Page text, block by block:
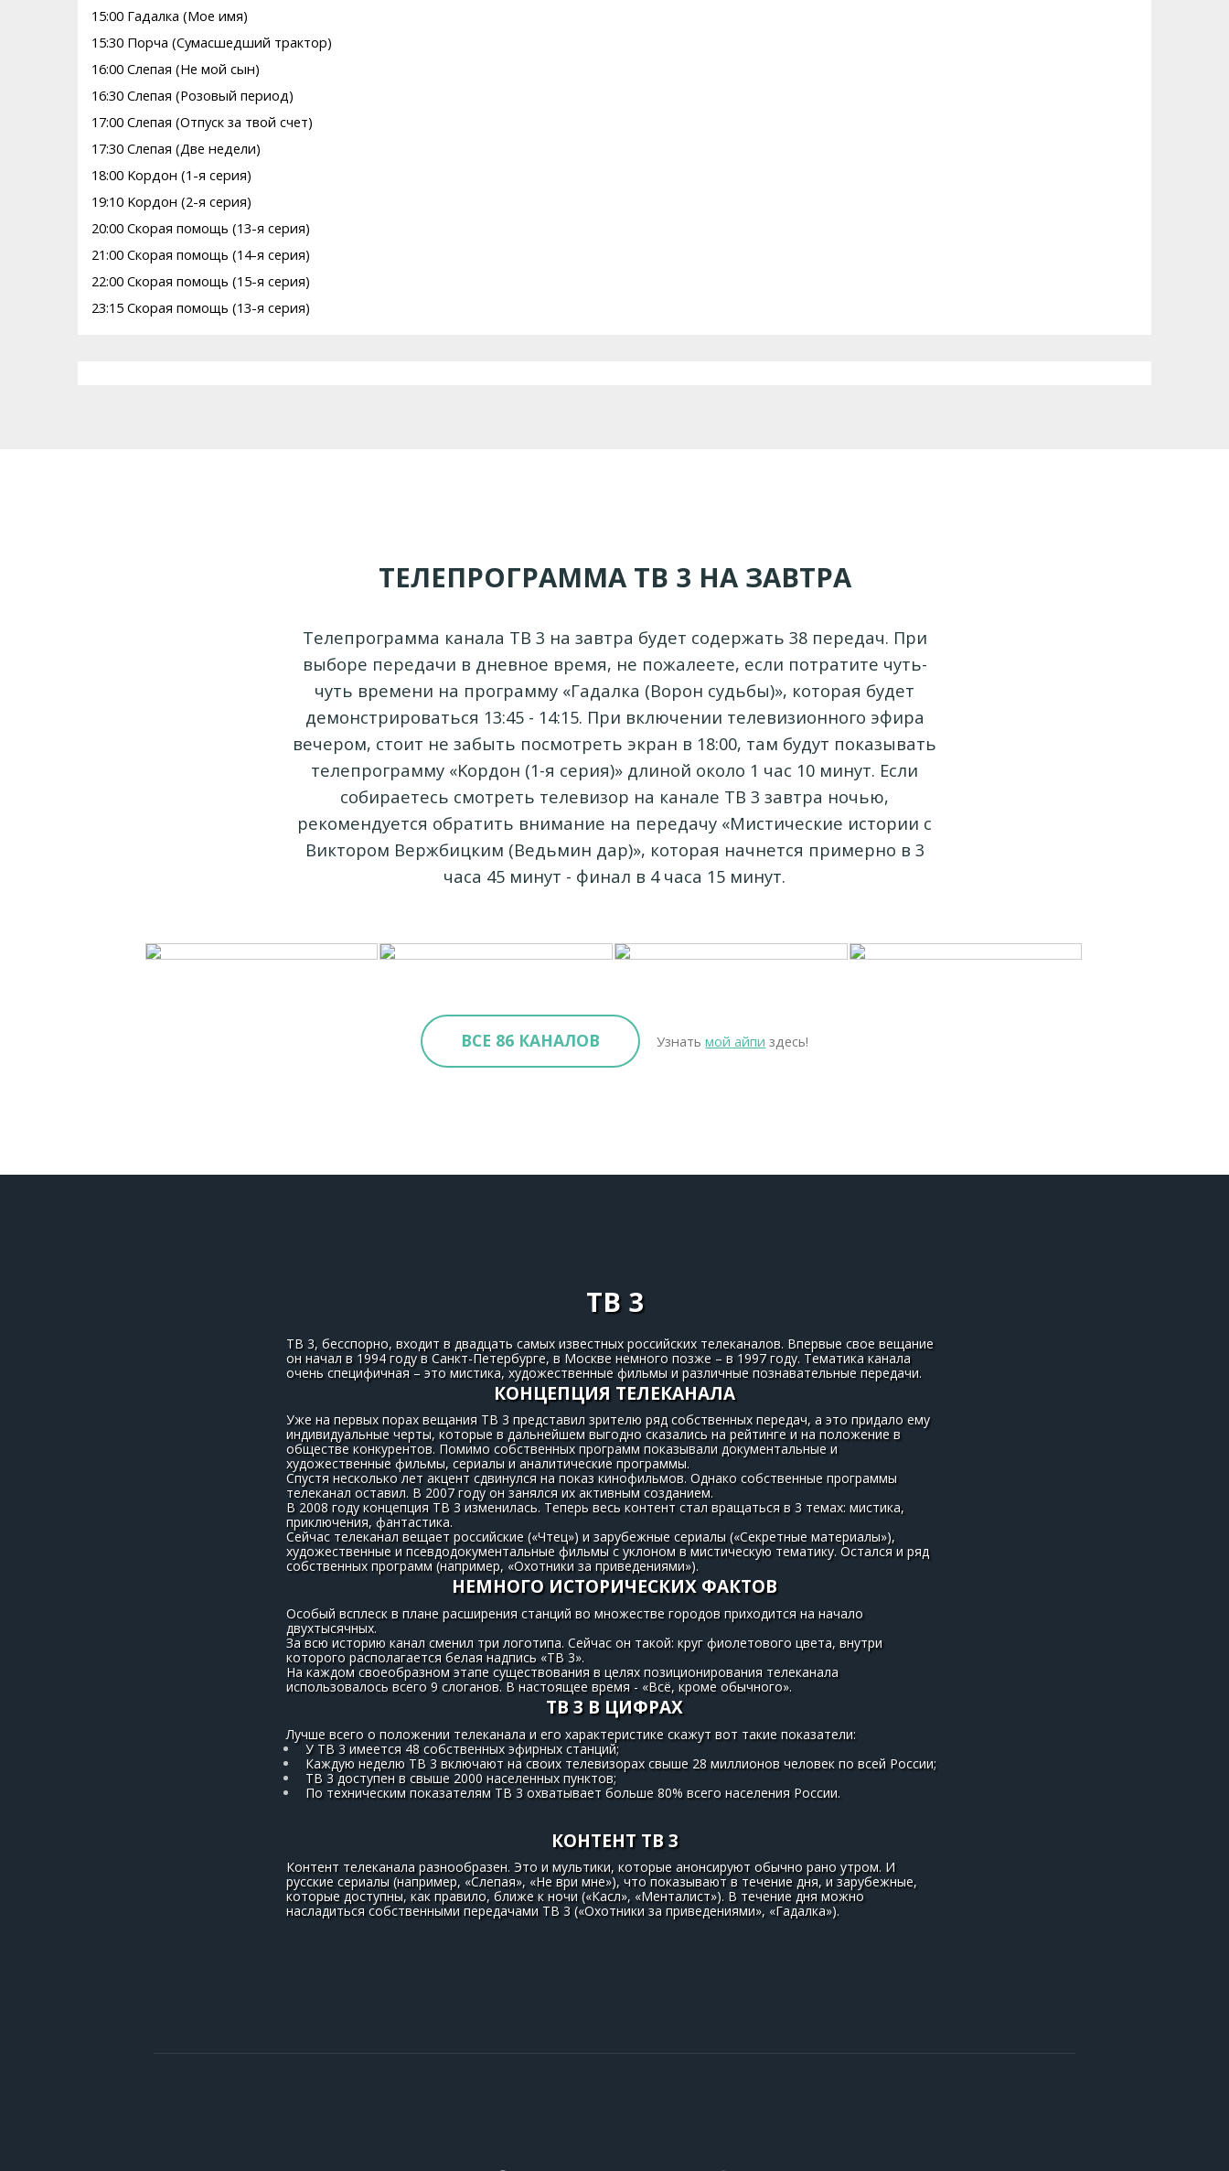
15:00 Гадалка (Мое имя)
15:30 Порча (Сумасшедший трактор)
16:00 Слепая (Не мой сын)
16:30 Слепая (Розовый период)
17:00 Слепая (Отпуск за твой счет)
17:30 Слепая (Две недели)
18:00 Kоpдон (1-я серия)
19:10 Kоpдон (2-я серия)
20:00 Скорая помощь (13-я серия)
21:00 Скорая помощь (14-я серия)
22:00 Скорая помощь (15-я серия)
23:15 Скорая помощь (13-я серия)
ТЕЛЕПРОГРАММА ТВ 3 НА ЗАВТРА
Телепрограмма канала ТВ 3 на завтра будет содержать 38 передач. При
выборе передачи в дневное время, не пожалеете, если потратите чуть-
чуть времени на программу «Гадалка (Ворон судьбы)», которая будет
демонстрироваться 13:45 - 14:15. При включении телевизионного эфира
вечером, стоит не забыть посмотреть экран в 18:00, там будут показывать
телепрограмму «Kоpдон (1-я серия)» длиной около 1 час 10 минут. Если
собираетесь смотреть телевизор на канале ТВ 3 завтра ночью,
рекомендуется обратить внимание на передачу «Мистические истории с
Виктором Вержбицким (Ведьмин дар)», которая начнется примерно в 3
часа 45 минут - финал в 4 часа 15 минут.
ВСЕ 86 КАНАЛОВ Узнатьмой айпи здесь!
ТВ 3
ТВ 3, бесспорно, входит в двадцать самых известных российских телеканалов. Впервые свое вещание
он начал в 1994 году в Санкт-Петербурге, в Москве немного позже – в 1997 году. Тематика канала
очень специфичная – это мистика, художественные фильмы и различные познавательные передачи.
КОНЦЕПЦИЯ ТЕЛЕКАНАЛА
Уже на первых порах вещания ТВ 3 представил зрителю ряд собственных передач, а это придало ему
индивидуальные черты, которые в дальнейшем выгодно сказались на рейтинге и на положение в
обществе конкурентов. Помимо собственных программ показывали документальные и
художественные фильмы, сериалы и аналитические программы.
Спустя несколько лет акцент сдвинулся на показ кинофильмов. Однако собственные программы
телеканал оставил. В 2007 году он занялся их активным созданием.
В 2008 году концепция ТВ 3 изменилась. Теперь весь контент стал вращаться в 3 темах: мистика,
приключения, фантастика.
Сейчас телеканал вещает российские («Чтец») и зарубежные сериалы («Секретные материалы»),
художественные и псевдодокументальные фильмы с уклоном в мистическую тематику. Остался и ряд
собственных программ (например, «Охотники за приведениями»).
НЕМНОГО ИСТОРИЧЕСКИХ ФАКТОВ
Особый всплеск в плане расширения станций во множестве городов приходится на начало
двухтысячных.
За всю историю канал сменил три логотипа. Сейчас он такой: круг фиолетового цвета, внутри
которого располагается белая надпись «ТВ 3».
На каждом своеобразном этапе существования в целях позиционирования телеканала
использовалось всего 9 слоганов. В настоящее время - «Всё, кроме обычного».
ТВ 3 В ЦИФРАХ
Лучше всего о положении телеканала и его характеристике скажут вот такие показатели:
У ТВ 3 имеется 48 собственных эфирных станций;
Каждую неделю ТВ 3 включают на своих телевизорах свыше 28 миллионов человек по всей России;
ТВ 3 доступен в свыше 2000 населенных пунктов;
По техническим показателям ТВ 3 охватывает больше 80% всего населения России.
КОНТЕНТ ТВ 3
Контент телеканала разнообразен. Это и мультики, которые анонсируют обычно рано утром. И
русские сериалы (например, «Слепая», «Не ври мне»), что показывают в течение дня, и зарубежные,
которые доступны, как правило, ближе к ночи («Касл», «Менталист»). В течение дня можно
насладиться собственными передачами ТВ 3 («Охотники за приведениями», «Гадалка»).